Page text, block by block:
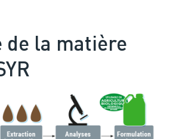
de la matière